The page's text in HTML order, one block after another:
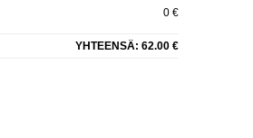
0 €
YHTEENSÄ: 62.00 €